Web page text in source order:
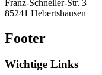
Franz-Schneller-Str. 3
85241 Hebertshausen
Footer
Wichtige Links